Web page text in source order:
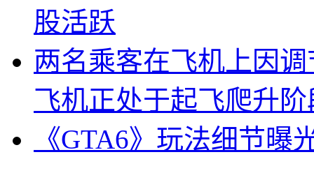
股活跃
两名乘客在飞机上因
飞机正处于起飞爬升阶
《GTA6》玩法细节